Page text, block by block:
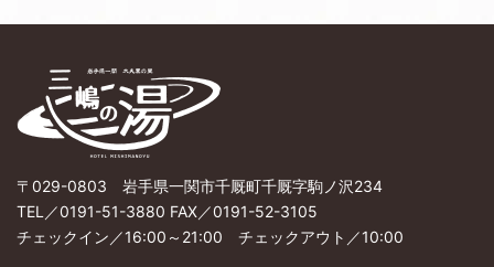
〒029-0803 岩手県一関市千厩町千厩字駒ノ沢234
TEL／0191-51-3880 FAX／0191-52-3105
チェックイン／16:00～21:00 チェックアウト／10:00